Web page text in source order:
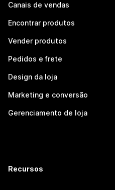
Canais de vendas
Encontrar produtos
Vender produtos
Pedidos e frete
Design da loja
Marketing e conversão
Gerenciamento de loja
Recursos